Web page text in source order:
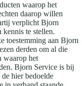
waarop het
daarop willen
verplicht Bjorn
te stellen.
toestemming aan Bjorn
derden om al die
waarop het
Bjorn Service is bij
hier bedoelde